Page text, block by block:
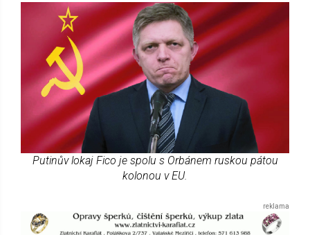
Putinův lokaj Fico je spolu s Orbánem ruskou pátou
kolonou v EU.